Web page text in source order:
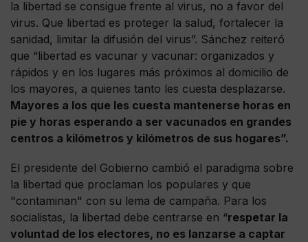
la libertad se consigue frente al virus, no a favor del
virus. Que libertad es proteger la salud, fortalecer la
sanidad, limitar la difusión del virus”. Sánchez reiteró
que “libertad es vacunar y vacunar: organizados y
rápidos y en los lugares más próximos al domicilio de
los mayores, a quienes tanto les cuesta desplazarse.
Mayores a los que les cuesta mantenerse horas en
pie y horas esperando a ser vacunados en grandes
centros a kilómetros y kilómetros de sus hogares”.
El presidente del Gobierno cambió el paradigma sobre
la libertad que proclaman los populares y que
"contaminan" con su lema de campaña. Para los
socialistas, la libertad debe centrarse en “respetar la
voluntad de los electores, no es lanzarse a captar